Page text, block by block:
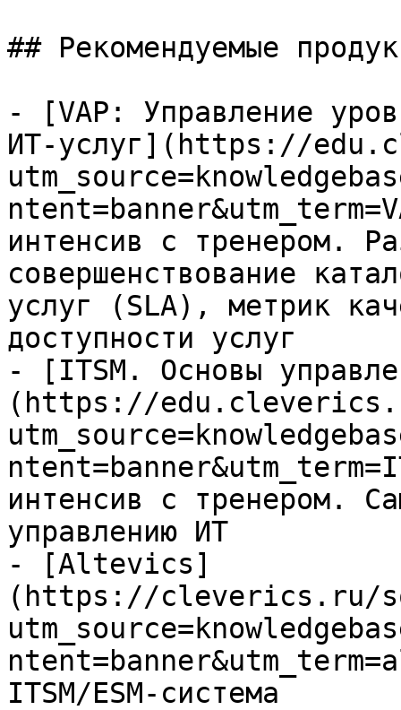
## Рекомендуемые
- [VAP: Управление
ИТ-услуг](https://
интенсив с тренером.
совершенствование
услуг (SLA), метрик
доступности услуг
- [ITSM. Основы
(https://
интенсив с тренером.
управлению ИТ
- [Altevics]
(https://cleverics.ru/
ITSM/ESM-система